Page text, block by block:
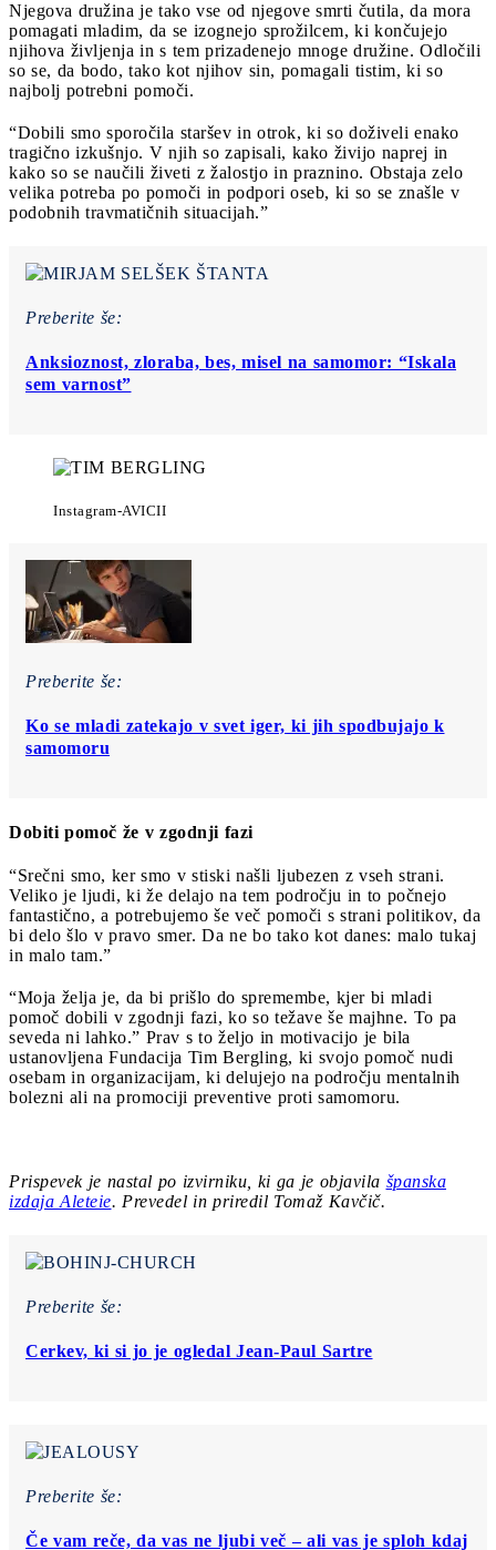
Njegova družina je tako vse od njegove smrti čutila, da mora
pomagati mladim, da se izognejo sprožilcem, ki končujejo
njihova življenja in s tem prizadenejo mnoge družine. Odločili
so se, da bodo, tako kot njihov sin, pomagali tistim, ki so
najbolj potrebni pomoči.
“Dobili smo sporočila staršev in otrok, ki so doživeli enako
tragično izkušnjo. V njih so zapisali, kako živijo naprej in
kako so se naučili živeti z žalostjo in praznino. Obstaja zelo
velika potreba po pomoči in podpori oseb, ki so se znašle v
podobnih travmatičnih situacijah.”
Preberite še:
Anksioznost, zloraba, bes, misel na samomor: “Iskala
sem varnost”
Instagram-AVICII
Preberite še:
Ko se mladi zatekajo v svet iger, ki jih spodbujajo k
samomoru
Dobiti pomoč že v zgodnji fazi
“Srečni smo, ker smo v stiski našli ljubezen z vseh strani.
Veliko je ljudi, ki že delajo na tem področju in to počnejo
fantastično, a potrebujemo še več pomoči s strani politikov, da
bi delo šlo v pravo smer. Da ne bo tako kot danes: malo tukaj
in malo tam.”
“Moja želja je, da bi prišlo do spremembe, kjer bi mladi
pomoč dobili v zgodnji fazi, ko so težave še majhne. To pa
seveda ni lahko.” Prav s to željo in motivacijo je bila
ustanovljena Fundacija Tim Bergling, ki svojo pomoč nudi
osebam in organizacijam, ki delujejo na področju mentalnih
bolezni ali na promociji preventive proti samomoru.
Prispevek je nastal po izvirniku, ki ga je objavila španska
izdaja Aleteie. Prevedel in priredil Tomaž Kavčič.
Preberite še:
Cerkev, ki si jo je ogledal Jean-Paul Sartre
Preberite še:
Če vam reče, da vas ne ljubi več – ali vas je sploh kdaj